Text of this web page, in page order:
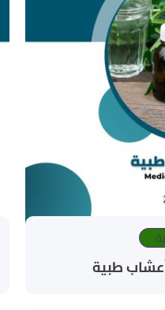
طبية